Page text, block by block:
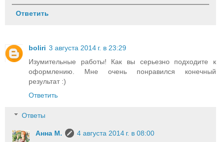
Ответить
boliri 3 августа 2014 г. в 23:29
Изумительные работы! Как вы серьезно подходите к
оформлению. Мне очень понравился конечный
результат :)
Ответить
Ответы
Анна М.
4 августа 2014 г. в 08:00